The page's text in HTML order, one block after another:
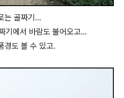
는 골짜기...
기에서 바람도 불어오고...
경도 볼 수 있고.